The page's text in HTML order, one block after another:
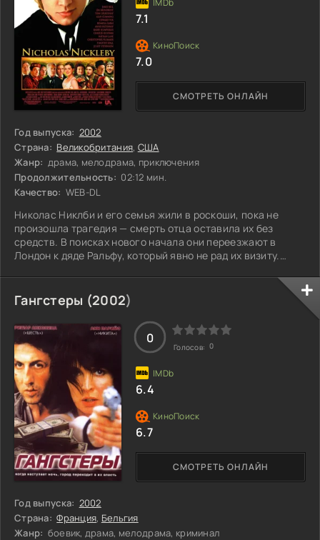
Год выпуска: 2002
Страна: Великобритания, США
Жанр: драма, мелодрама, приключения
Продолжительность: 02:12 мин.
Качество: WEB-DL
Николас Никлби и его семья жили в роскоши, пока не
произошла трагедия — смерть отца оставила их без
средств. В поисках нового начала они переезжают в
Лондон к дяде Ральфу, который явно не рад их визиту.
разъединить семью. Николас оказывается в школе, где
царят жестокость и угнетение под руководством
директора Уэкфорда Сквиерса. Поняв, что в таких
условиях ему не выжить, он решает сбежать вместе с
одним из учеников, Смайком, чтобы вернуться к матери
СМОТРЕТЬ ОНЛАЙН
7.1
7.0
Гангстеры (2002)
Год выпуска: 2002
Страна: Франция, Бельгия
Жанр: боевик, драма, мелодрама, криминал
СМОТРЕТЬ ОНЛАЙН
0
Голосов: 0
6.4
6.7